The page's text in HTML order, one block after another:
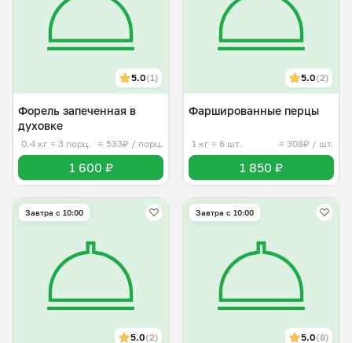
5.0(1)
Форель запеченная в
духовке
0.4 кг ≈ 3 порц. ≈ 533₽ / порц.
1 600 ₽
5.0(2)
Фаршированные перцы
1 кг ≈ 6 шт. ≈ 308₽ / шт.
1 850 ₽
Завтра c 10:00
5.0(2)
Завтра c 10:00
5.0(8)